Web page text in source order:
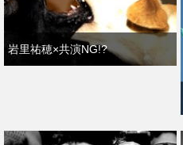
岩里祐穂×共演NG!?